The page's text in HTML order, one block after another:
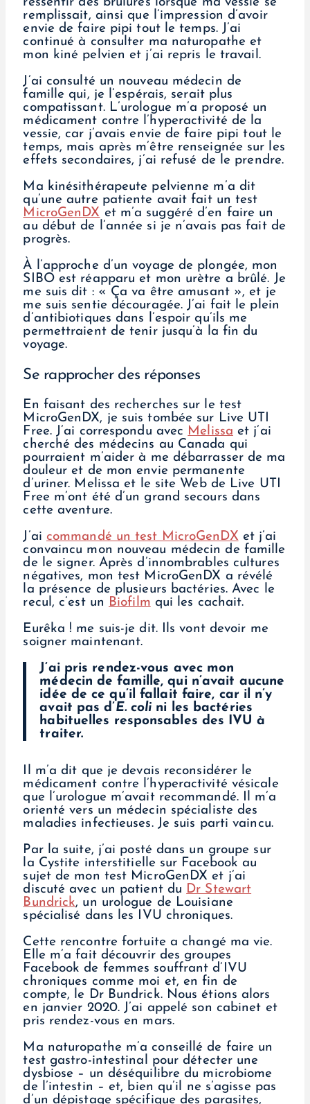
remplissait, ainsi que l’impression d’avoir
envie de faire pipi tout le temps. J’ai
continué à consulter ma naturopathe et
mon kiné pelvien et j’ai repris le travail.
J’ai consulté un nouveau médecin de
famille qui, je l’espérais, serait plus
compatissant. L’urologue m’a proposé un
médicament contre l’hyperactivité de la
vessie, car j’avais envie de faire pipi tout le
temps, mais après m’être renseignée sur les
effets secondaires, j’ai refusé de le prendre.
Ma kinésithérapeute pelvienne m’a dit
qu’une autre patiente avait fait un test
MicroGenDX et m’a suggéré d’en faire un
au début de l’année si je n’avais pas fait de
progrès.
À l’approche d’un voyage de plongée, mon
SIBO est réapparu et mon urètre a brûlé. Je
me suis dit : « Ça va être amusant », et je
me suis sentie découragée. J’ai fait le plein
d’antibiotiques dans l’espoir qu’ils me
permettraient de tenir jusqu’à la fin du
voyage.
Se rapprocher des réponses
En faisant des recherches sur le test
MicroGenDX, je suis tombée sur Live UTI
Free. J’ai correspondu avec Melissa et j’ai
cherché des médecins au Canada qui
pourraient m’aider à me débarrasser de ma
douleur et de mon envie permanente
d’uriner. Melissa et le site Web de Live UTI
Free m’ont été d’un grand secours dans
cette aventure.
J’ai commandé un test MicroGenDX et j’ai
convaincu mon nouveau médecin de famille
de le signer. Après d’innombrables cultures
négatives, mon test MicroGenDX a révélé
la présence de plusieurs bactéries. Avec le
recul, c’est un Biofilm qui les cachait.
Eurêka ! me suis-je dit. Ils vont devoir me
soigner maintenant.
J’ai pris rendez-vous avec mon
médecin de famille, qui n’avait aucune
idée de ce qu’il fallait faire, car il n’y
avait pas d’ E. coli ni les bactéries
habituelles responsables des IVU à
traiter.
Il m’a dit que je devais reconsidérer le
médicament contre l’hyperactivité vésicale
que l’urologue m’avait recommandé. Il m’a
orienté vers un médecin spécialiste des
maladies infectieuses. Je suis parti vaincu.
Par la suite, j’ai posté dans un groupe sur
la Cystite interstitielle sur Facebook au
sujet de mon test MicroGenDX et j’ai
discuté avec un patient du Dr Stewart
Bundrick, un urologue de Louisiane
spécialisé dans les IVU chroniques.
Cette rencontre fortuite a changé ma vie.
Elle m’a fait découvrir des groupes
Facebook de femmes souffrant d’IVU
chroniques comme moi et, en fin de
compte, le Dr Bundrick. Nous étions alors
en janvier 2020. J’ai appelé son cabinet et
pris rendez-vous en mars.
Ma naturopathe m’a conseillé de faire un
test gastro-intestinal pour détecter une
dysbiose – un déséquilibre du microbiome
de l’intestin – et, bien qu’il ne s’agisse pas
d’un dépistage spécifique des parasites,